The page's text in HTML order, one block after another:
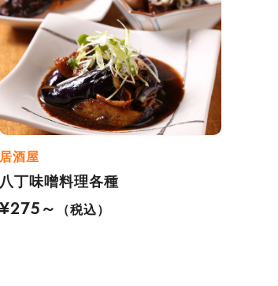
居酒屋
八丁味噌料理各種
¥275～
（税込）